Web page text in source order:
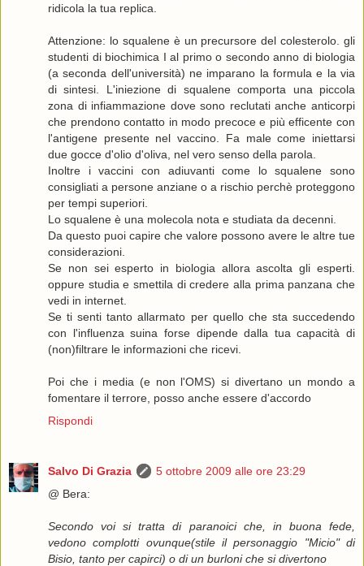
ridicola la tua replica.
Attenzione: lo squalene è un precursore del colesterolo. gli
studenti di biochimica I al primo o secondo anno di biologia
(a seconda dell'università) ne imparano la formula e la via
di sintesi. L'iniezione di squalene comporta una piccola
zona di infiammazione dove sono reclutati anche anticorpi
che prendono contatto in modo precoce e più efficente con
l'antigene presente nel vaccino. Fa male come iniettarsi
due gocce d'olio d'oliva, nel vero senso della parola.
Inoltre i vaccini con adiuvanti come lo squalene sono
consigliati a persone anziane o a rischio perchè proteggono
per tempi superiori.
Lo squalene è una molecola nota e studiata da decenni.
Da questo puoi capire che valore possono avere le altre tue
considerazioni.
Se non sei esperto in biologia allora ascolta gli esperti.
oppure studia e smettila di credere alla prima panzana che
vedi in internet.
Se ti senti tanto allarmato per quello che sta succedendo
con l'influenza suina forse dipende dalla tua capacità di
(non)filtrare le informazioni che ricevi.
Poi che i media (e non l'OMS) si divertano un mondo a
fomentare il terrore, posso anche essere d'accordo
Rispondi
Salvo Di Grazia
5 ottobre 2009 alle ore 23:29
@ Bera:
Secondo voi si tratta di paranoici che, in buona fede,
vedono complotti ovunque(stile il personaggio "Micio" di
Bisio, tanto per capirci) o di un burloni che si divertono